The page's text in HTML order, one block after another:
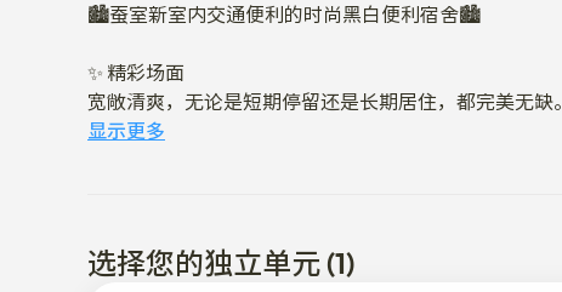
🏙️蚕室新室内交通便利的时尚黑白便利宿舍🏙️
✨ 精彩场面
宽敞清爽，无论是短期停留还是长期居住，都完美无缺。
以现代感黑白装饰的空间干净舒适
🚆 方便的位置
显示更多
选择您的独立单元 (1)